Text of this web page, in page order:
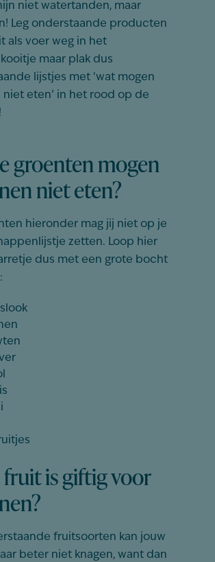
niet watertanden, maar
Leg onderstaande producten
als voer weg in het
maar plak dus
lijstjes met ‘wat mogen
niet eten’ in het rood op de
groenten mogen
niet eten?
hieronder mag jij niet op je
zetten. Loop hier
dus met een grote bocht
is giftig voor
fruitsoorten kan jouw
beter niet knagen, want dan